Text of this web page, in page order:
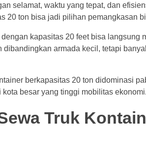
selamat, waktu yang tepat, dan
20 ton bisa jadi pilihan pemangkasan
kapasitas 20 feet bisa langsung
armada kecil, tetapi
berkapasitas 20 ton didominasi
besar yang tinggi mobilitas ekonomi.
Truk